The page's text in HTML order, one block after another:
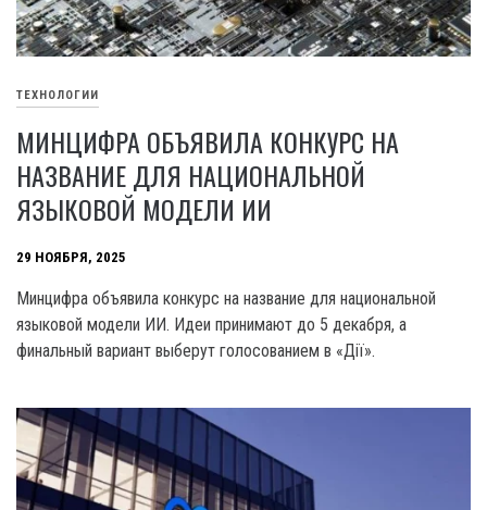
ТЕХНОЛОГИИ
МИНЦИФРА ОБЪЯВИЛА КОНКУРС НА
НАЗВАНИЕ ДЛЯ НАЦИОНАЛЬНОЙ
ЯЗЫКОВОЙ МОДЕЛИ ИИ
29 НОЯБРЯ, 2025
Минцифра объявила конкурс на название для национальной
языковой модели ИИ. Идеи принимают до 5 декабря, а
финальный вариант выберут голосованием в «Дії».